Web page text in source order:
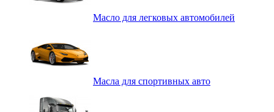
Масло для легковых автомобилей
Масла для спортивных авто